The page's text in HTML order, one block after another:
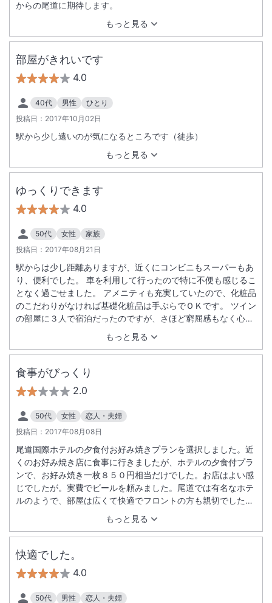
もっと見る
からの尾道に期待します。
部屋がきれいです
4.0
40代 男性
ひとり
投稿日： 2017年10月02日
もっと見る
駅から少し遠いのが気になるところです（徒歩）
ゆっくりできます
4.0
50代 女性
家族
投稿日： 2017年08月21日
もっと見る
駅からは少し距離ありますが、近くにコンビニもスーパーもあ
り、便利でした。 車を利用して行ったので特に不便も感じるこ
となく過ごせました。 アメニティも充実していたので、化粧品
のこだわりがなければ基礎化粧品は手ぶらでＯＫです。 ツイン
の部屋に３人で宿泊だったのですが、さほど窮屈感もなく心地
よく過ごせました。 ドリンク券も頂き、ホッとする時間も持て
てよかったです。 館内でお会いする、ホテルの方々も皆さん挨
拶をしてくださりましたとても気持ちよかったです。 有り難う
ございました。
食事がびっくり
2.0
50代 女性
恋人・夫婦
投稿日： 2017年08月08日
もっと見る
尾道国際ホテルの夕食付お好み焼きプランを選択しました。近
くのお好み焼き店に食事に行きましたが、ホテルの夕食付プラ
ンで、お好み焼き一枚８５０円相当だけでした。お店はよい感
じでしたが。実費でビールを頼みました。尾道では有名なホテ
ルのようで、部屋は広くて快適でフロントの方も親切でしたの
で、びっくりしました。朝食も品数が少なく、さびしい感じで
快適でした。
4.0
50代 男性
恋人・夫婦